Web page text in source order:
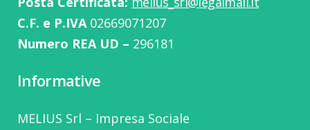
C.F. e P.IVA02669071207
Numero REA UD – 296181
Informative
MELIUS Srl – Impresa Sociale